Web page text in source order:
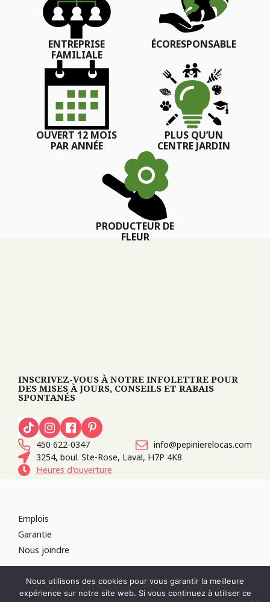
ENTREPRISE
FAMILIALE
ÉCORESPONSABLE
OUVERT 12 MOIS
PAR ANNÉE
PLUS QU’UN
CENTRE JARDIN
PRODUCTEUR DE
FLEUR
INSCRIVEZ-VOUS À NOTRE INFOLETTRE POUR
DES MISES À JOURS, CONSEILS ET RABAIS
SPONTANÉS
450 622-0347
info@pepinierelocas.com
3254, boul. Ste-Rose, Laval, H7P 4K8
Heures d'ouverture
Emplois
Garantie
Nous joindre
SITES WEB :PAR DESIGN, AGENCE WEB
RÉVOQUER LE CONSENTEMENT
Nous utilisons des cookies pour vous garantir la meilleure
expérience sur notre site web. Si vous continuez à utiliser ce